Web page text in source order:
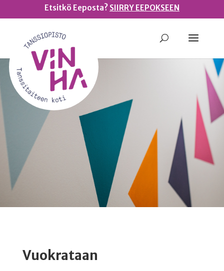
Etsitkö Eeposta? SIIRRY EEPOKSEEN
Vuokrataan